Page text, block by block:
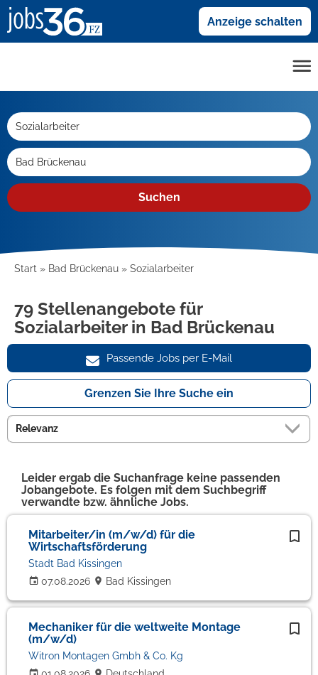
Anzeige schalten
Suchen
Start Bad Brückenau Sozialarbeiter
79 Stellenangebote für
Sozialarbeiter in Bad Brückenau
Passende Jobs per E-Mail
Grenzen Sie Ihre Suche ein
Leider ergab die Suchanfrage keine passenden
Jobangebote. Es folgen mit dem Suchbegriff
verwandte bzw. ähnliche Jobs.
Mitarbeiter/in (m/w/d) für die
Wirtschaftsförderung
07.08.2026
Stadt Bad Kissingen
Bad Kissingen
Mechaniker für die weltweite Montage
(m/w/d)
Witron Montagen Gmbh & Co. Kg